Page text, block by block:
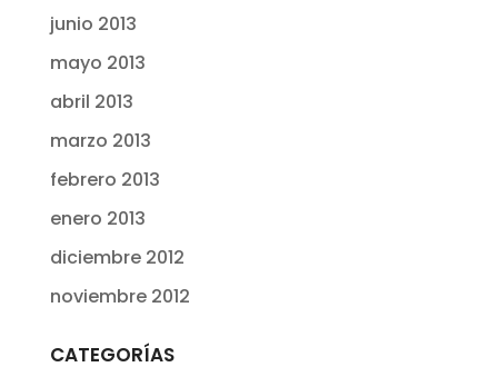
junio 2013
mayo 2013
abril 2013
marzo 2013
febrero 2013
enero 2013
diciembre 2012
noviembre 2012
CATEGORÍAS